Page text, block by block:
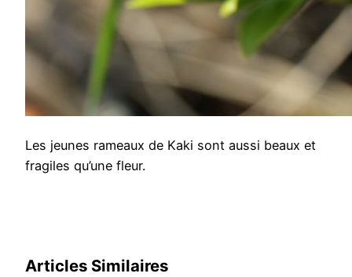
Les jeunes rameaux de Kaki sont aussi beaux et
fragiles qu’une fleur.
Articles Similaires